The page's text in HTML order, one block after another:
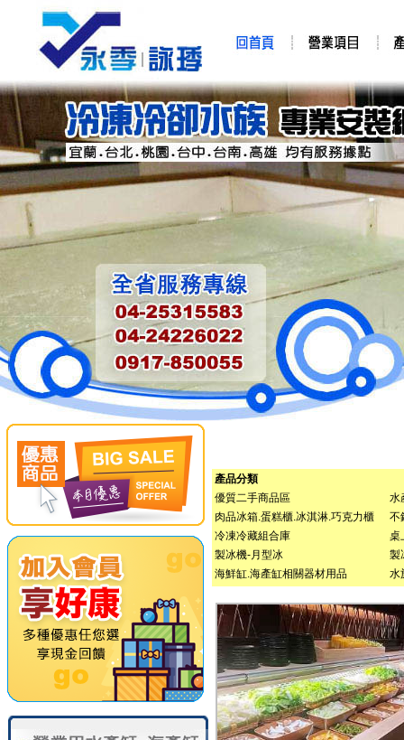
產品分類
優質二手商品區
水
肉品冰箱.蛋糕櫃.冰淇淋.巧克力櫃
不
冷凍冷藏組合庫
桌
製冰機-月型冰
製
海鮮缸.海產缸相關器材用品
水